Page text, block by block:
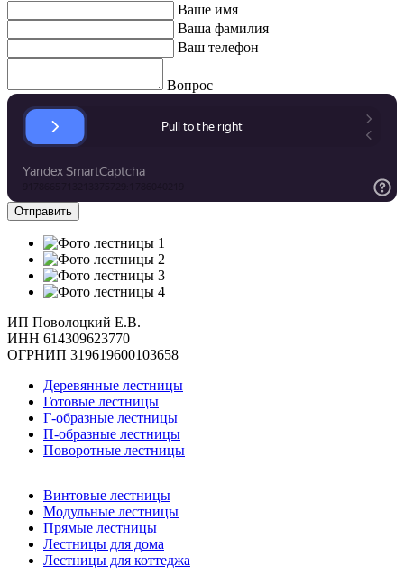
Ваше имя
Ваша фамилия
Ваш телефон
Вопрос
ИП Поволоцкий Е.В.
ИНН 614309623770
ОГРНИП 319619600103658
Деревянные лестницы
Готовые лестницы
Г-образные лестницы
П-образные лестницы
Поворотные лестницы
Винтовые лестницы
Модульные лестницы
Прямые лестницы
Лестницы для дома
Лестницы для коттеджа